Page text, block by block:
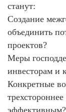
станут:
Создание
объединить
проектов?
Меры
инвесторам и
Конкретные
эффективным?